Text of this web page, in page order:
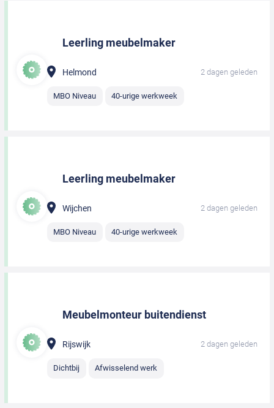
Leerling meubelmaker
Helmond 2 dagen geleden
MBO Niveau 40-urige werkweek
Leerling meubelmaker
Wijchen 2 dagen geleden
MBO Niveau 40-urige werkweek
Meubelmonteur buitendienst
Rijswijk 2 dagen geleden
Dichtbij Afwisselend werk